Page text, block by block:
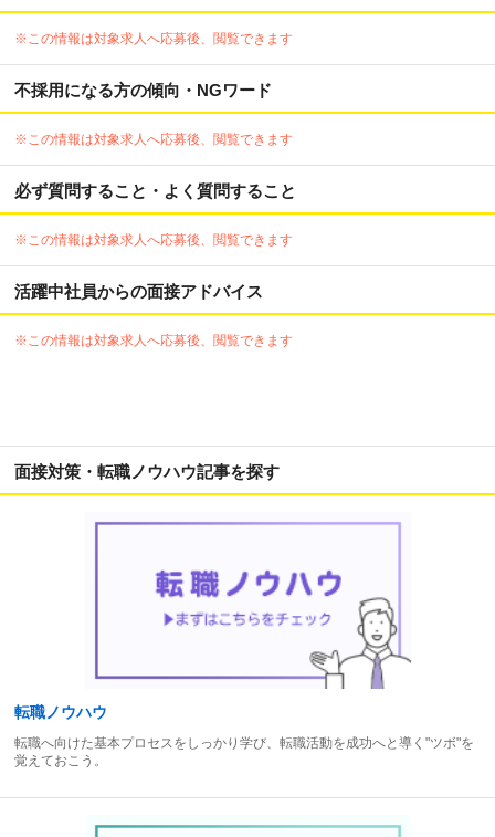
※この情報は対象求人へ応募後、閲覧できます
不採用になる方の傾向・NGワード
※この情報は対象求人へ応募後、閲覧できます
必ず質問すること・よく質問すること
※この情報は対象求人へ応募後、閲覧できます
活躍中社員からの面接アドバイス
※この情報は対象求人へ応募後、閲覧できます
面接対策・転職ノウハウ記事を探す
転職ノウハウ
転職へ向けた基本プロセスをしっかり学び、転職活動を成功へと導く"ツボ"を
覚えておこう。